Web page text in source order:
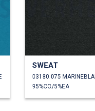
SWEAT
95%CO/5%EA